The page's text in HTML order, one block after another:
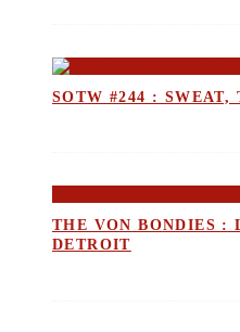
SOTW #244 : SWEAT,
THE VON BONDIES :
DETROIT